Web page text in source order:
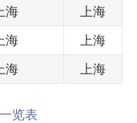
海
上海
海
上海
海 上海
览表